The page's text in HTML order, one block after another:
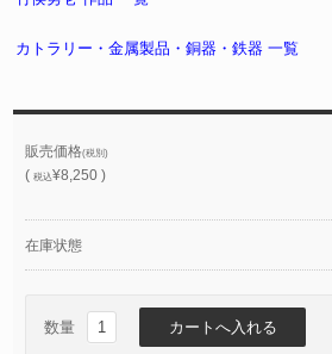
カトラリー・金属製品・銅器・鉄器 一覧
販売価格(税別)
(税込¥8,250 )
在庫状態
数量